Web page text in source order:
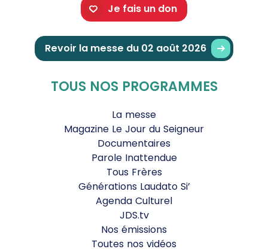
Je fais un don
Revoir la messe du 02 août 2026
TOUS NOS PROGRAMMES
La messe
Magazine Le Jour du Seigneur
Documentaires
Parole Inattendue
Tous Frères
Générations Laudato Si’
Agenda Culturel
JDS.tv
Nos émissions
Toutes nos vidéos